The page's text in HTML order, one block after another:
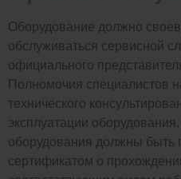
Оборудование должно
обслуживаться сервисной
официального
Полномочия специалистов
технического
эксплуатации
оборудования должны быть
сертификатом о